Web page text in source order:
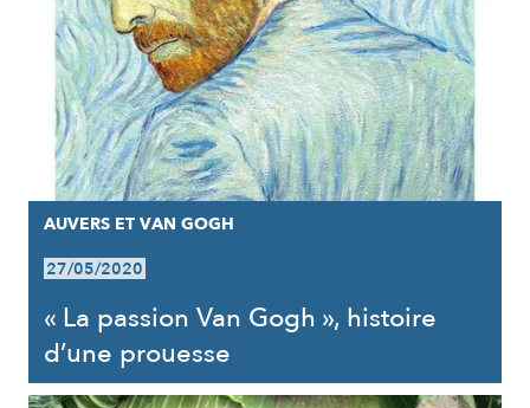
AUVERS ET VAN GOGH
27/05/2020
« La passion Van Gogh », histoire
d’une prouesse